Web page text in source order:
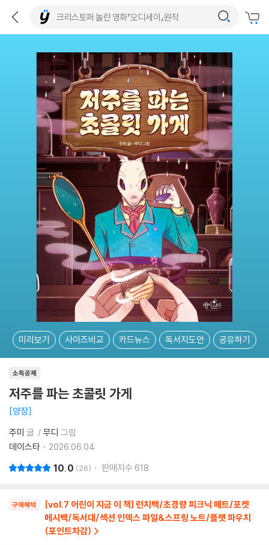
미리보기 사이즈비교 카드뉴스 독서지도안 공유하기
소득공제
저주를 파는 초콜릿 가게
양장
주미 글 무디 그림
데이스타
2026.06.04.
10.0 26 판매지수 618
구매혜택
[vol.7 어린이 지금 이 책] 런치백/초경량 피크닉 매트/포켓
메시백/독서대/섹션 인덱스 파일&스프링 노트/플랫 파우치
(포인트차감)